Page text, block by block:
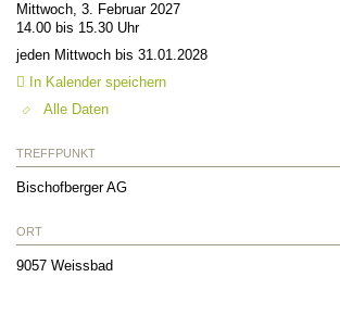
Mittwoch, 3. Februar 2027
14.00 bis 15.30 Uhr
jeden Mittwoch bis 31.01.2028
In Kalender speichern
Alle Daten
TREFFPUNKT
Bischofberger AG
ORT
9057 Weissbad